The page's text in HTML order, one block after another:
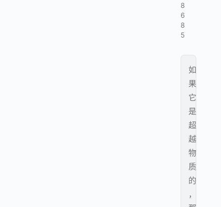
8
6
8
5
如
果
它
是
超
越
物
质
的
，